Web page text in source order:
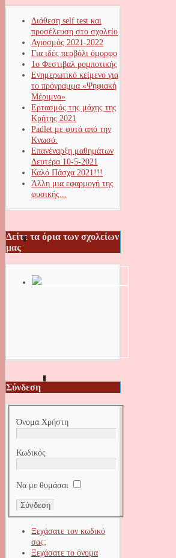
Διάθεση self test και
προσέλευση στο σχολείο
Αγιοσμός 2021-2022
Για ιδές περβόλι όμορφο
1ο Φεστιβαλ ρομποτικής
Ενημερωτικό κείμενο για
το πρόγραμμα «Ψηφιακή
Μέριμνα»
Ερτασμός της μάχης της
Κρήτης 2021
Padlet με φυτά από την
Κνωσό.
Επανέναρξη μαθημάτων
Δευτέρα 10-5-2021
Καλό Πάσχα 2021!!!
Άλλη μια εφαρμογή της
φυσικής...
Δείτε τα όρια των σχολείων
μας
Σύνδεση
Όνομα Χρήστη
Κωδικός
Να με θυμάσαι
Ξεχάσατε τον κωδικό
σας;
Ξεχάσατε το όνομα